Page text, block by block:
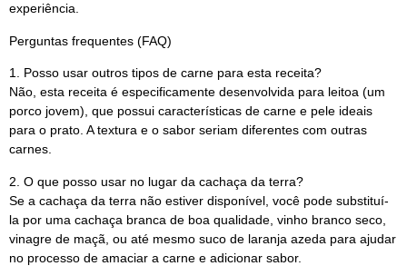
experiência.
Perguntas frequentes (FAQ)
1. Posso usar outros tipos de carne para esta receita?
Não, esta receita é especificamente desenvolvida para leitoa (um
porco jovem), que possui características de carne e pele ideais
para o prato. A textura e o sabor seriam diferentes com outras
carnes.
2. O que posso usar no lugar da cachaça da terra?
Se a cachaça da terra não estiver disponível, você pode substituí-
la por uma cachaça branca de boa qualidade, vinho branco seco,
vinagre de maçã, ou até mesmo suco de laranja azeda para ajudar
no processo de amaciar a carne e adicionar sabor.